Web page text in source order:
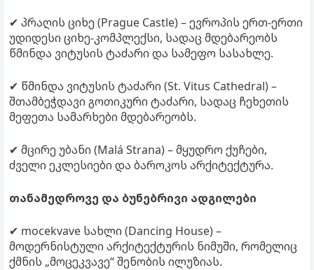
✔ პრაღის ციხე (Prague Castle) – ევროპის ერთ-ერთი
უდიდესი ციხე-კომპლექსი, სადაც მდებარეობს
წმინდა ვიტუსის ტაძარი და სამეფო სასახლე.
✔ წმინდა ვიტუსის ტაძარი (St. Vitus Cathedral) –
შთამბეჭდავი გოთიკური ტაძარი, სადაც ჩეხეთის
მეფეთა სამარხები მდებარეობს.
✔ მცირე უბანი (Malá Strana) – მყუდრო ქუჩები,
ძველი ეკლესიები და ბაროკოს არქიტექტურა.
თანამედროვე და ბუნებრივი ადგილები
✔ mocekvave სახლი (Dancing House) –
მოდერნისტული არქიტექტურის ნიმუში, რომელიც
ქმნის „მოცეკვავე“ შენობის ილუზიას.